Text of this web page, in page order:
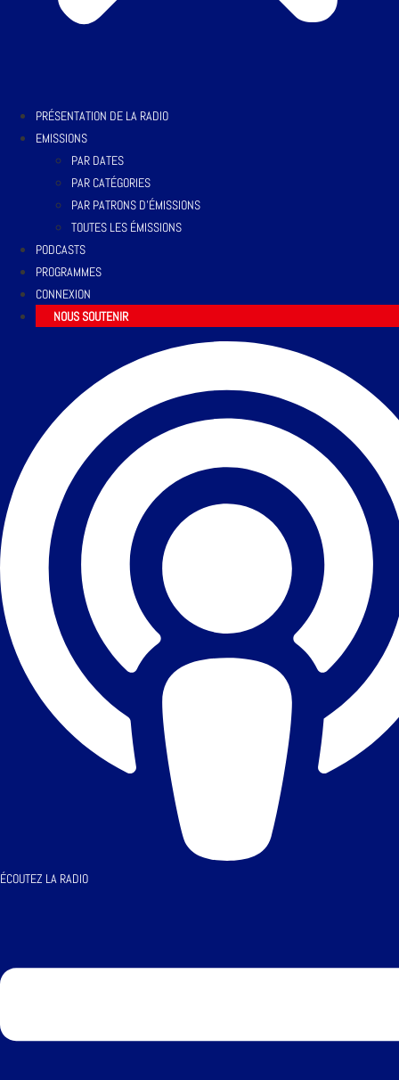
PRÉSENTATION DE LA RADIO
EMISSIONS
PAR DATES
PAR CATÉGORIES
PAR PATRONS D’ÉMISSIONS
TOUTES LES ÉMISSIONS
PODCASTS
PROGRAMMES
CONNEXION
NOUS SOUTENIR
ÉCOUTEZ LA RADIO